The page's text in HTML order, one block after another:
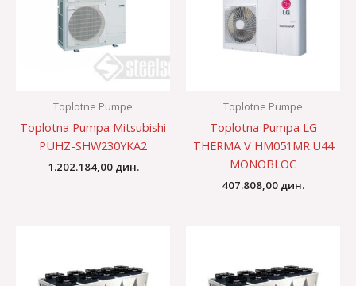
Toplotne Pumpe
Toplotna Pumpa Mitsubishi
PUHZ-SHW230YKA2
1.202.184,00 дин.
Toplotne Pumpe
Toplotna Pumpa LG
THERMA V HM051MR.U44
MONOBLOC
407.808,00 дин.